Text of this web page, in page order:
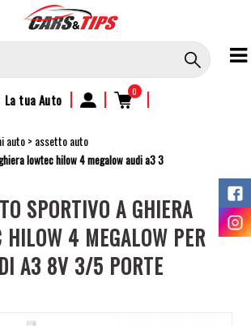
La tuaAuto | | 0 |
auto assetto auto
lowtec hilow 4 megalow audi a3 3
SPORTIVO A GHIERA
HILOW 4 MEGALOW PER
A3 8V 3/5 PORTE